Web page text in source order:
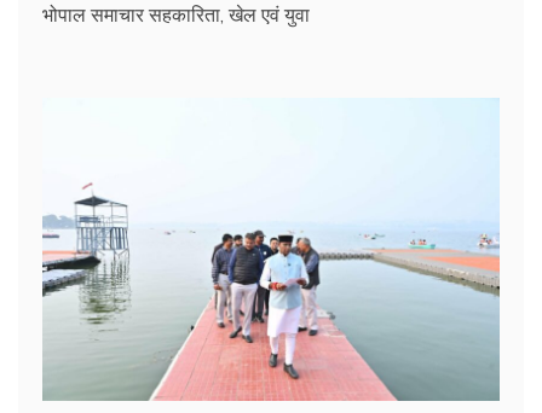
भोपाल समाचार सहकारिता, खेल एवं युवा